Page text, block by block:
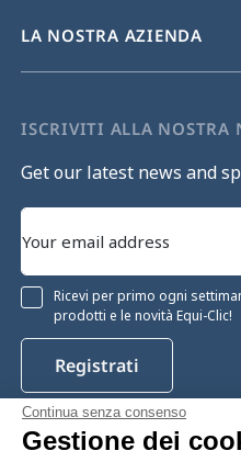
Continua senza consenso
Gestione dei
LA NOSTRA AZIENDA
ISCRIVITI ALLA NOSTRA
Get our latest news and
Ricevi per primo ogni
prodotti e le novità Equi-Clic!
Registrati